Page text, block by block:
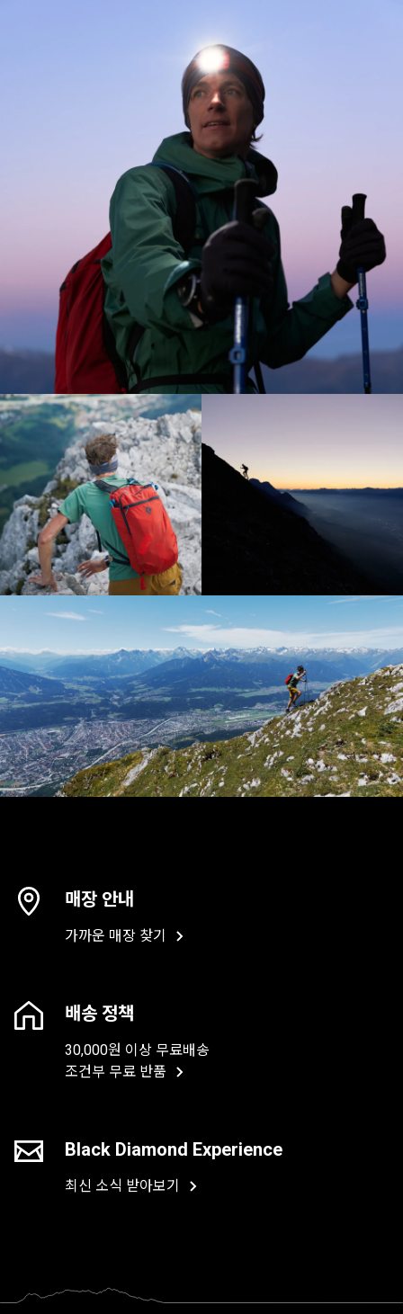
매장 안내
가까운 매장 찾기
배송 정책
30,000원 이상 무료배송
조건부 무료 반품
Black Diamond Experience
최신 소식 받아보기